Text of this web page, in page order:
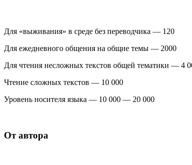
Для «выживания» в среде без переводчика — 120
Для ежедневного общения на общие темы — 2000
Для чтения несложных текстов общей тематики — 4
Чтение сложных текстов — 10 000
Уровень носителя языка — 10 000 — 20 000
От автора